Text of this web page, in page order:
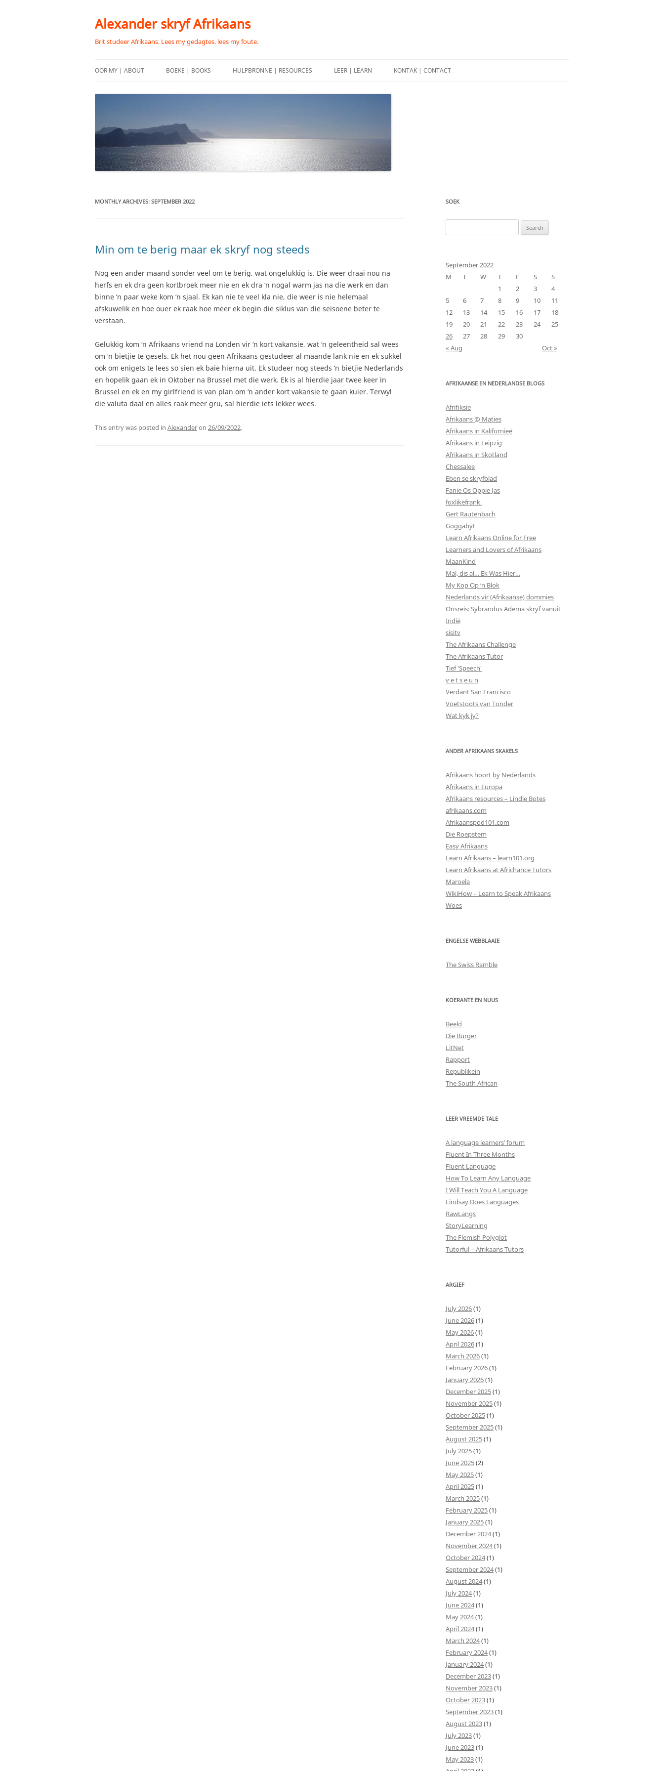
content
Alexander skryf Afrikaans
Brit studeer Afrikaans. Lees my gedagtes, lees my foute.
OOR MY | ABOUT BOEKE | BOOKS HULPBRONNE | RESOURCES LEER | LEARN KONTAK | CONTACT
MONTHLY ARCHIVES: SEPTEMBER 2022
Min om te berig maar ek skryf nog steeds
Nog een ander maand sonder veel om te berig, wat ongelukkig is. Die weer draai nou na
herfs en ek dra geen kortbroek meer nie en ek dra ‘n nogal warm jas na die werk en dan
binne ‘n paar weke kom ‘n sjaal. Ek kan nie te veel kla nie, die weer is nie helemaal
afskuwelik en hoe ouer ek raak hoe meer ek begin die siklus van die seisoene beter te
verstaan.
Gelukkig kom ‘n Afrikaans vriend na Londen vir ‘n kort vakansie, wat ‘n geleentheid sal wees
om ‘n bietjie te gesels. Ek het nou geen Afrikaans gestudeer al maande lank nie en ek sukkel
ook om enigets te lees so sien ek baie hierna uit. Ek studeer nog steeds ‘n bietjie Nederlands
en hopelik gaan ek in Oktober na Brussel met die werk. Ek is al hierdie jaar twee keer in
Brussel en ek en my girlfriend is van plan om ‘n ander kort vakansie te gaan kuier. Terwyl
die valuta daal en alles raak meer gru, sal hierdie iets lekker wees.
This entry was posted in Alexanderon 26/09/2022.
SOEK
for:
September 2022
M
T W T F S
S
1
2 3
4
5
6 7 8 9 10
11
12
13 14 15 16 17
18
19
20 21 22 23 24
25
26
27 28 29
30
« Aug
Oct »
AFRIKAANSE EN NEDERLANDSE BLOGS
Afrifiksie
Afrikaans @ Maties
Afrikaans in Kalifornieë
Afrikaans in Leipzig
Afrikaans in Skotland
Chessalee
Eben se skryfblad
Fanie Os Oppie Jas
foxlikefrank.
Gert Rautenbach
Goggabyt
Learn Afrikaans Online for Free
Learners and Lovers of Afrikaans
MaanKind
Mal, dis al… Ek Was Hier…
My Kop Op ‘n Blok
Nederlands vir (Afrikaanse) dommies
Onsreis: Sybrandus Adema skryf vanuit
Indië
sisitv
The Afrikaans Challenge
The Afrikaans Tutor
Tief 'Speech'
v e t s e u n
Verdant San Francisco
Voetstoots van Tonder
Wat kyk jy?
ANDER AFRIKAANS SKAKELS
Afrikaans hoort by Nederlands
Afrikaans in Europa
Afrikaans resources – Lindie Botes
afrikaans.com
Afrikaanspod101.com
Die Roepstem
Easy Afrikaans
Learn Afrikaans – learn101.org
Learn Afrikaans at Africhance Tutors
Maroela
WikiHow – Learn to Speak Afrikaans
Woes
ENGELSE WEBBLAAIE
The Swiss Ramble
KOERANTE EN NUUS
Beeld
Die Burger
LitNet
Rapport
Republikein
The South African
LEER VREEMDE TALE
A language learners’ forum
Fluent In Three Months
Fluent Language
How To Learn Any Language
I Will Teach You A Language
Lindsay Does Languages
RawLangs
StoryLearning
The Flemish Polyglot
Tutorful – Afrikaans Tutors
ARGIEF
July 2026(1)
June 2026(1)
May 2026(1)
April 2026(1)
March 2026(1)
February 2026(1)
January 2026(1)
December 2025(1)
November 2025(1)
October 2025(1)
September 2025(1)
August 2025(1)
July 2025(1)
June 2025(2)
May 2025(1)
April 2025(1)
March 2025(1)
February 2025(1)
January 2025(1)
December 2024(1)
November 2024(1)
October 2024(1)
September 2024(1)
August 2024(1)
July 2024(1)
June 2024(1)
May 2024(1)
April 2024(1)
March 2024(1)
February 2024(1)
January 2024(1)
December 2023(1)
November 2023(1)
October 2023(1)
September 2023(1)
August 2023(1)
July 2023(1)
June 2023(1)
May 2023(1)